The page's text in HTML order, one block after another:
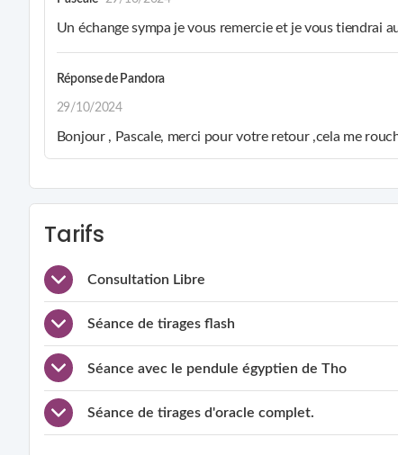
Un échange sympa je vous remercie et je vous tiendrai
Réponse de Pandora
29/10/2024
Bonjour , Pascale, merci pour votre retour ,cela me
Tarifs
Consultation Libre
Séance de tirages flash
Séance avec le pendule égyptien de Tho
Séance de tirages d'oracle complet.